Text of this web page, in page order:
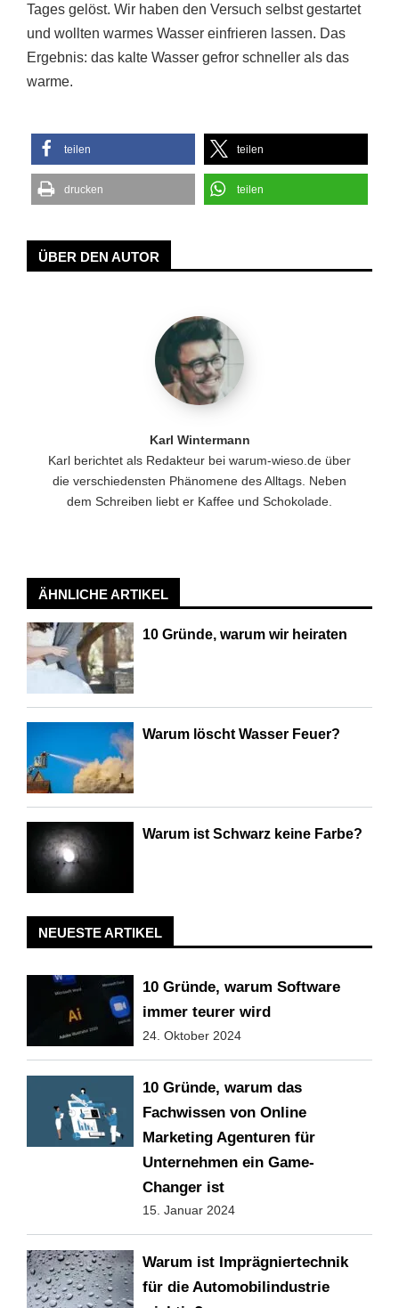
Tages gelöst. Wir haben den Versuch selbst gestartet
und wollten warmes Wasser einfrieren lassen. Das
Ergebnis: das kalte Wasser gefror schneller als das
warme.
teilen teilen
drucken teilen
ÜBER DEN AUTOR
Karl Wintermann
Karl berichtet als Redakteur bei warum-wieso.de über
die verschiedensten Phänomene des Alltags. Neben
dem Schreiben liebt er Kaffee und Schokolade.
ÄHNLICHE ARTIKEL
10 Gründe, warum wir heiraten
Warum löscht Wasser Feuer?
Warum ist Schwarz keine Farbe?
NEUESTE ARTIKEL
10 Gründe, warum Software
immer teurer wird
24. Oktober 2024
10 Gründe, warum das
Fachwissen von Online
Marketing Agenturen für
Unternehmen ein Game-
Changer ist
15. Januar 2024
Warum ist Imprägniertechnik
für die Automobilindustrie